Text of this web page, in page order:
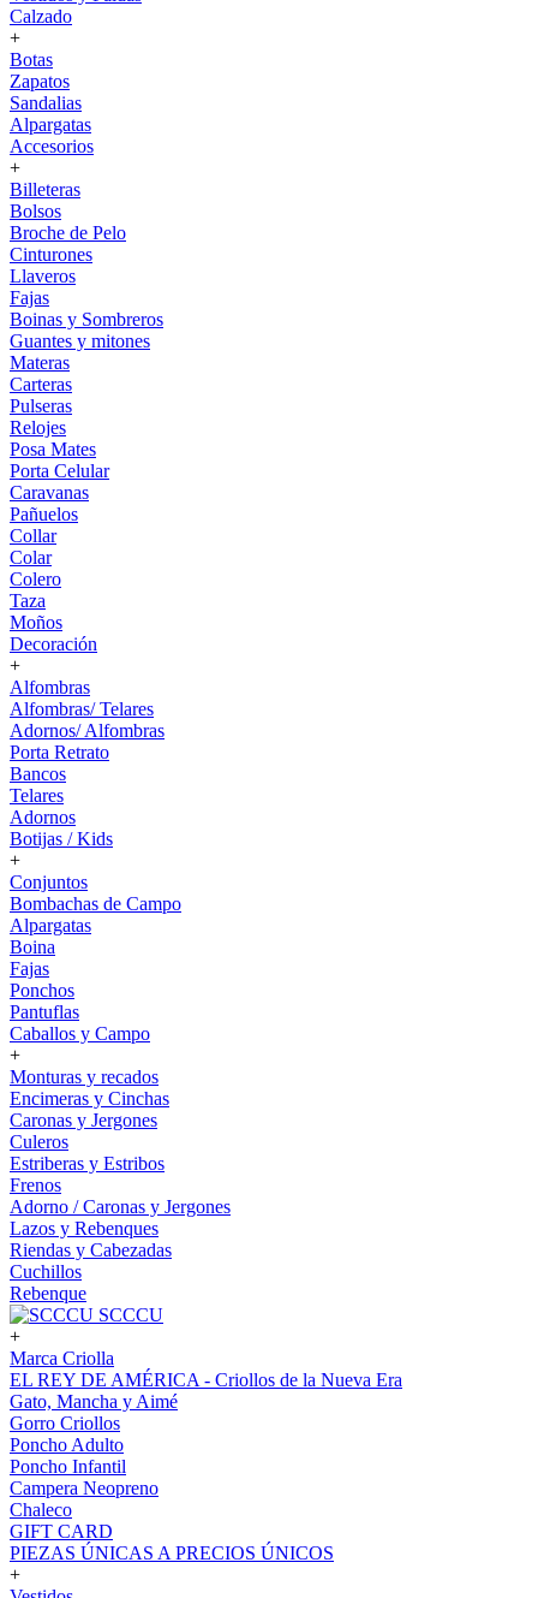
Calzado
+
Botas
Zapatos
Sandalias
Alpargatas
Accesorios
+
Billeteras
Bolsos
Broche de Pelo
Cinturones
Llaveros
Fajas
Boinas y Sombreros
Guantes y mitones
Materas
Carteras
Pulseras
Relojes
Posa Mates
Porta Celular
Caravanas
Pañuelos
Collar
Colar
Colero
Taza
Moños
Decoración
+
Alfombras
Alfombras/ Telares
Adornos/ Alfombras
Porta Retrato
Bancos
Telares
Adornos
Botijas / Kids
+
Conjuntos
Bombachas de Campo
Alpargatas
Boina
Fajas
Ponchos
Pantuflas
Caballos y Campo
+
Monturas y recados
Encimeras y Cinchas
Caronas y Jergones
Culeros
Estriberas y Estribos
Frenos
Adorno / Caronas y Jergones
Lazos y Rebenques
Riendas y Cabezadas
Cuchillos
Rebenque
SCCCU
+
Marca Criolla
EL REY DE AMÉRICA - Criollos de la Nueva Era
Gato, Mancha y Aimé
Gorro Criollos
Poncho Adulto
Poncho Infantil
Campera Neopreno
Chaleco
GIFT CARD
PIEZAS ÚNICAS A PRECIOS ÚNICOS
+